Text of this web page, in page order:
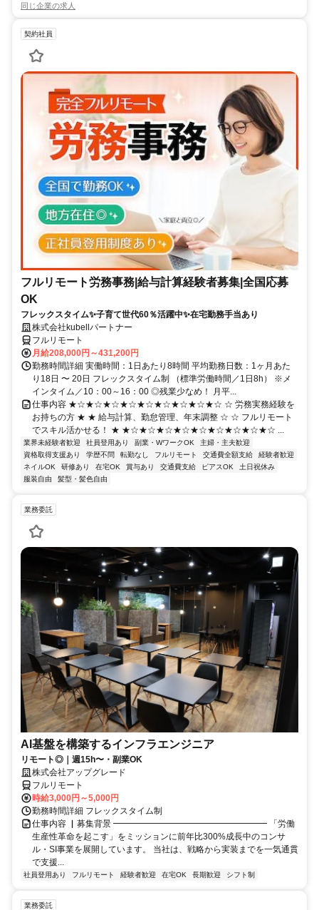
同じ企業の求人
契約社員
フルリモート労務事務|給与計算経験者募集|全国応募
OK
フレックスタイム✨子育て世代60％活躍中✨在宅勤務手当あり
株式会社kubellパートナー
フルリモート
月給208,000円～431,200円
勤務時間詳細 実働時間：1日あたり8時間 平均勤務日数：1ヶ月あた
り18日 〜 20日 フレックスタイム制 （標準労働時間／1日8h） ※メ
インタイム／10：00～16：00 ◎残業少なめ！ 月平...
仕事内容 ★☆★☆★☆★☆★☆★☆★☆★☆★☆ ☆ 労務実務経験を
お持ちの方 ★ ★ 給与計算、勤怠管理、年末調整 ☆ ☆ フルリモート
でスキル活かせる！ ★ ★☆★☆★☆★☆★☆★☆★☆★☆★☆ ...
業界未経験者歓迎 社員登用あり 副業・WワークOK
主婦・主夫歓迎
資格取得支援あり
学歴不問 転勤なし フルリモート 交通費全額支給
経験者歓迎
ネイルOK
研修あり 在宅OK 賞与あり 交通費支給 ピアスOK
土日祝休み
服装自由
髪型・髪色自由
業務委託
AI基盤を構築するインフラエンジニア
リモート◎｜週15h〜・副業OK
株式会社アップグレード
フルリモート
時給3,000円～5,000円
勤務時間詳細 フレックスタイム制
仕事内容 ▏募集背景 ━━━━━━━━━━━━━━━━━━ 「労働
生産性革命を起こす」をミッションに前年比300%成長中のコンサ
ル・SI事業を展開しています。 当社は、戦略から実装までを一気通貫
で支援...
社員登用あり フルリモート 経験者歓迎 在宅OK 長期歓迎 シフト制
業務委託